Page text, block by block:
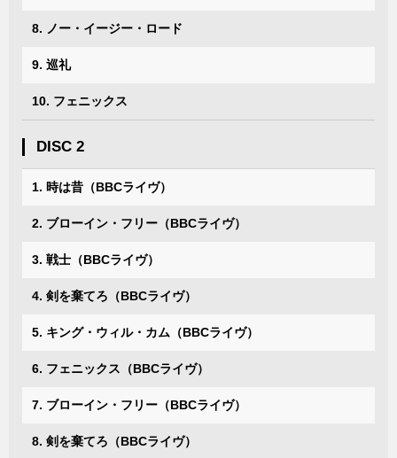
8. ノー・イージー・ロード
9. 巡礼
10. フェニックス
DISC 2
1. 時は昔（BBCライヴ）
2. ブローイン・フリー（BBCライヴ）
3. 戦士（BBCライヴ）
4. 剣を棄てろ（BBCライヴ）
5. キング・ウィル・カム（BBCライヴ）
6. フェニックス（BBCライヴ）
7. ブローイン・フリー（BBCライヴ）
8. 剣を棄てろ（BBCライヴ）